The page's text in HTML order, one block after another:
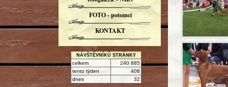
FOTO - potomci
KONTAKT
NÁVŠTĚVNÍKŮ STRÁNKY
celkem
240 885
tento týden
408
dnes
32